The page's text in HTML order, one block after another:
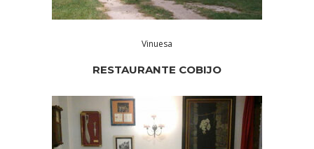
Vinuesa
RESTAURANTE COBIJO